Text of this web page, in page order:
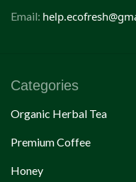
Email:
Categories
Organic Herbal Tea
Premium Coffee
Honey